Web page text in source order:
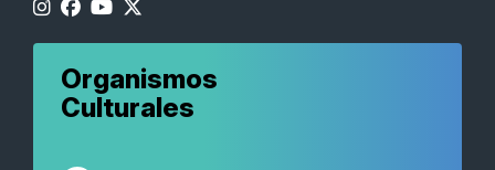
Organismos
Culturales